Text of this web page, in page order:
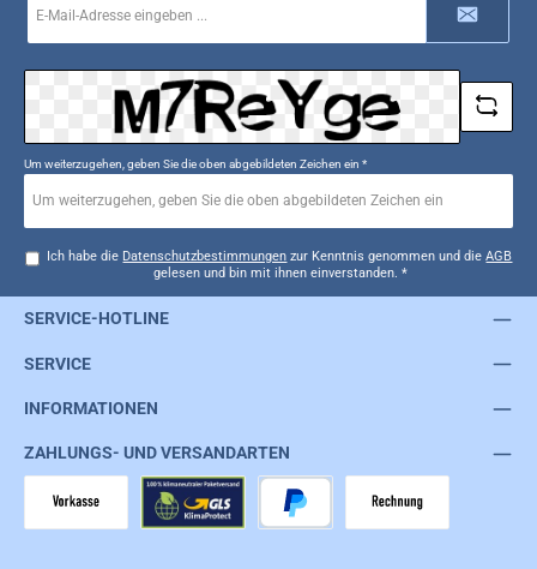
Mail-
*
Um weiterzugehen, geben Sie die oben abgebildeten Zeichen ein *
Ich habe die Datenschutzbestimmungen zur Kenntnis genommen und dieAGB
gelesen und bin mit ihnen einverstanden. *
SERVICE-HOTLINE
SERVICE
INFORMATIONEN
ZAHLUNGS- UND VERSANDARTEN